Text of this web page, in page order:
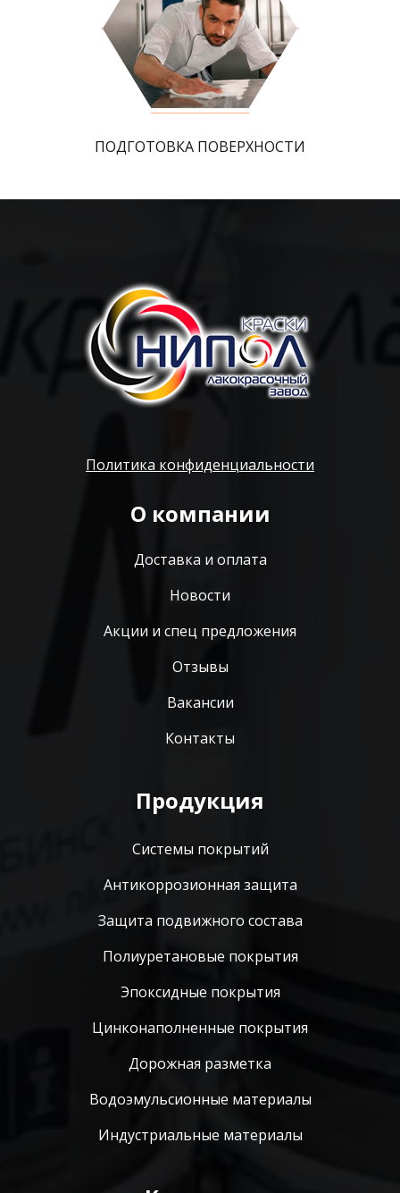
ПОДГОТОВКА ПОВЕРХНОСТИ
Политика конфиденциальности
О компании
Доставка и оплата
Новости
Акции и спец предложения
Отзывы
Вакансии
Контакты
Продукция
Системы покрытий
Антикоррозионная защита
Защита подвижного состава
Полиуретановые покрытия
Эпоксидные покрытия
Цинконаполненные покрытия
Дорожная разметка
Водоэмульсионные материалы
Индустриальные материалы